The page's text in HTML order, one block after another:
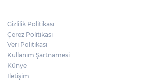
Terörsüz Türkiye yasa teklifi
Gizlilik Politikası
Çerez Politikası
Veri Politikası
Kullanım Şartnamesi
Künye
İletişim